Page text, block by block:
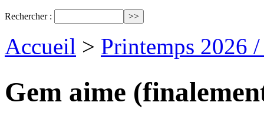
Rechercher :
Accueil > Printemps 2026
Gem aime